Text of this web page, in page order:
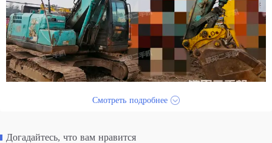
Смотреть подробнее
Догадайтесь, что вам нравится